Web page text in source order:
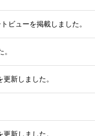
ビューを掲載しました。
新しました。
新しました。